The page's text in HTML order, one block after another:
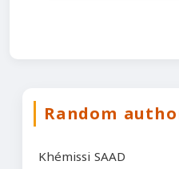
Random
Khémissi SAAD